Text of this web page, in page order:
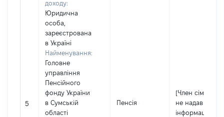
5
доходу:
Юридична
особа,
зареєстрована
в Україні
Найменування:
Головне
управління
Пенсійного
фонду України
в Сумській
області
Пенсія
[Член сім'ї
не надав
інформацію]